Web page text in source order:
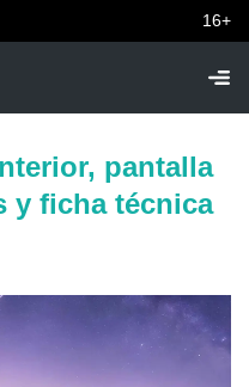
16+
pantalla
y ficha técnica